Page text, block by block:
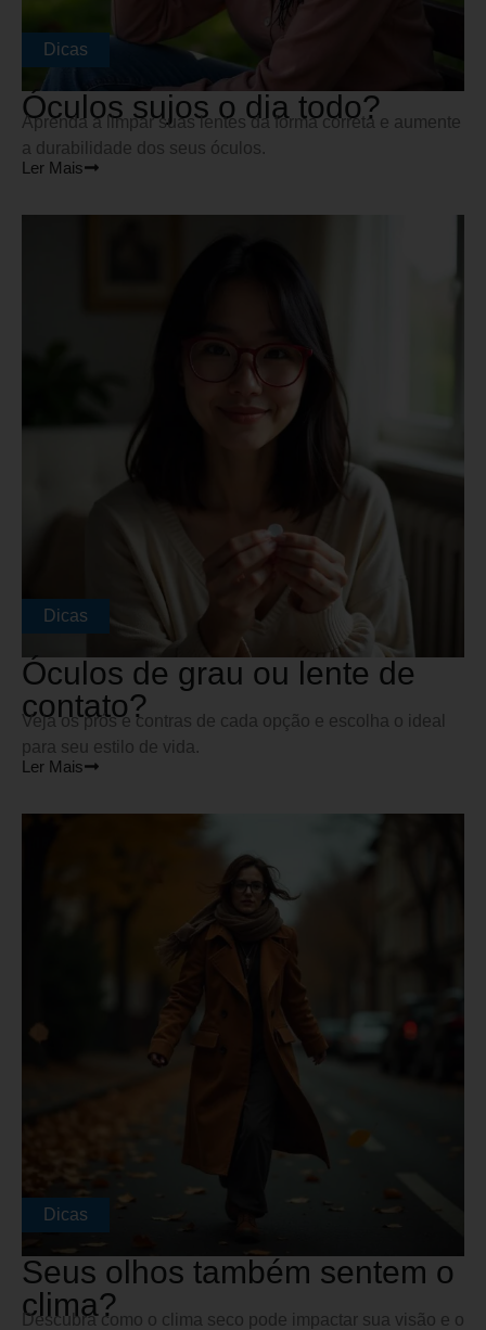
Óculos sujos o dia todo?
Aprenda a limpar suas lentes da forma correta e aumente
a durabilidade dos seus óculos.
Ler Mais
Dicas
Óculos de grau ou lente de
contato?
Veja os prós e contras de cada opção e escolha o ideal
para seu estilo de vida.
Ler Mais
Dicas
Seus olhos também sentem o
clima?
Descubra como o clima seco pode impactar sua visão e o
Dicas